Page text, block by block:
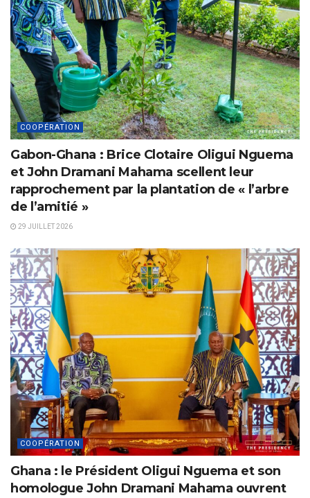
COOPÉRATION
Gabon-Ghana : Brice Clotaire Oligui Nguema
et John Dramani Mahama scellent leur
rapprochement par la plantation de « l’arbre
de l’amitié »
29 JUILLET 2026
COOPÉRATION
Ghana : le Président Oligui Nguema et son
homologue John Dramani Mahama ouvrent